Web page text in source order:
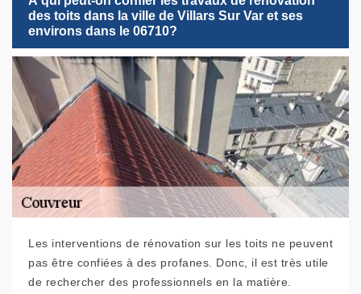
des toits dans la ville de Villars Sur Var et ses
environs dans le 06710?
Les interventions de rénovation sur les toits ne peuvent
pas être confiées à des profanes. Donc, il est très utile
de rechercher des professionnels en la matière.